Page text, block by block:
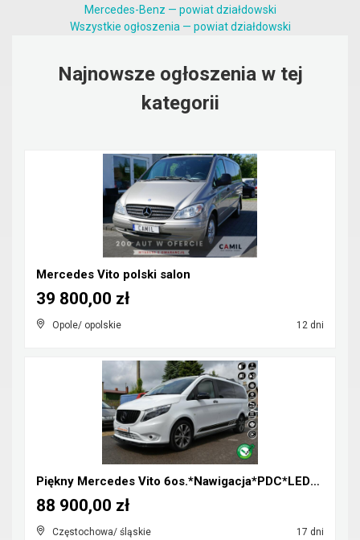
Mercedes-Benz — powiat działdowski
Wszystkie ogłoszenia — powiat działdowski
Najnowsze ogłoszenia w tej
kategorii
Mercedes Vito polski salon
Opole/ opolskie 12 dni
39 800,00 zł
Piękny Mercedes Vito 6os.*Nawigacja*PDC*LED*Klimat...
Częstochowa/ śląskie 17 dni
88 900,00 zł